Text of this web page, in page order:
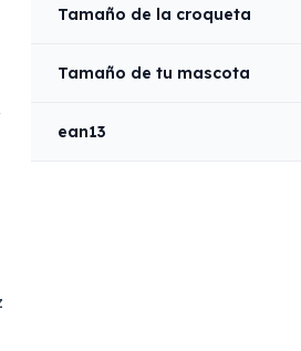
Tamaño de la croqueta
Tamaño de tu mascota
ean13